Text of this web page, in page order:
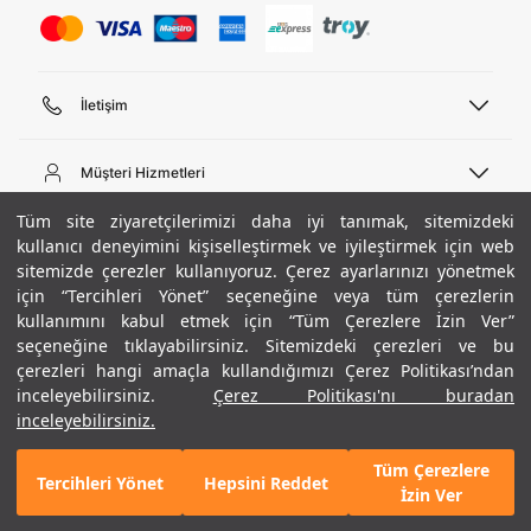
Tüm site ziyaretçilerimizi daha iyi tanımak, sitemizdeki
kullanıcı deneyimini kişiselleştirmek ve iyileştirmek için web
sitemizde çerezler kullanıyoruz. Çerez ayarlarınızı yönetmek
için “Tercihleri Yönet” seçeneğine veya tüm çerezlerin
kullanımını kabul etmek için “Tüm Çerezlere İzin Ver”
seçeneğine tıklayabilirsiniz. Sitemizdeki çerezleri ve bu
çerezleri hangi amaçla kullandığımızı Çerez Politikası’ndan
inceleyebilirsiniz.
Çerez Politikası'nı buradan
inceleyebilirsiniz.
Tercihleri Yönet Hepsini Reddet
Tüm Çerezlere
İzin Ver
+ 12 Renk
GELINCE HABER VER
İletişim
444 02 00
Pazartesi - Cuma 09:00 - 18:00
E-posta
bilgi@underarmour.com
Müşteri Hizmetleri
Sipariş Sorgulama
Bize Ulaşın
Teslimat Bilgileri
İşlem Rehberi
İade ve Değişimler
Sıkça Sorulan Sorular
Beden Rehberi
Site Haritası
Hakkımızda
Ticari Bilgiler
Hükümler ve Koşullar
Gizlilik Politikası
Çerez Politikası
Kariyer
ETBİS
UA Sosyal Medya
Instagram
Facebook
Twitter
Popüler Kategoriler
Erkek Basketbol Ayakkabısı
Çocuk Basketbol Ayakkabısı
Erkek Eşofman